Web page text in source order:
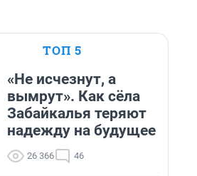
ТОП 5
«Не исчезнут, а
вымрут». Как сёла
Забайкалья теряют
надежду на будущее
26 366 46